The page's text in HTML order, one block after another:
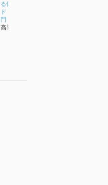
る体操”超基本9メソッ
ド 「身体経営術」入
門
高岡英夫